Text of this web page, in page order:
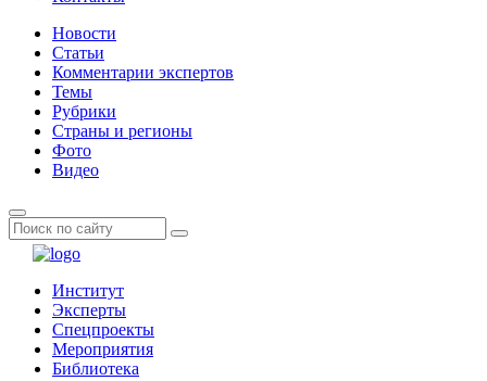
Новости
Статьи
Комментарии экспертов
Темы
Рубрики
Страны и регионы
Фото
Видео
Институт
Эксперты
Спецпроекты
Мероприятия
Библиотека